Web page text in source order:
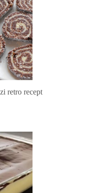
retro recept